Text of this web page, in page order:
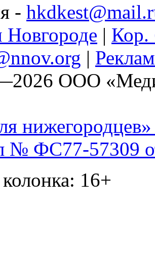
-
| Кор.
|
ООО
нижегородцев»
ФС77-57309
16+